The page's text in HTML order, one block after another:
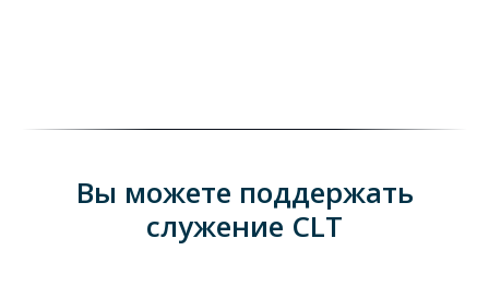
Вы можете поддержать
служение CLT